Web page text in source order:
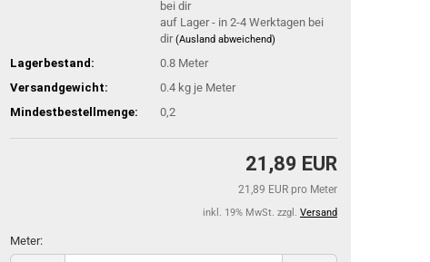
auf Lager - in 2-4 Werktagen bei
dir(Ausland abweichend)
Lagerbestand: 0.8 Meter
Versandgewicht:
0.4 kg je Meter
Mindestbestellmenge:
0,2
21,89 EUR
21,89 EUR pro Meter
inkl. 19% MwSt. zzgl. Versand
Meter: